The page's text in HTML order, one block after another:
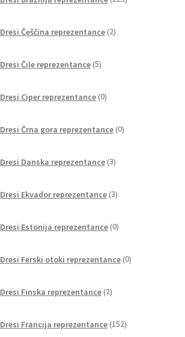
izdelkov
Dresi Češčina reprezentance 2izdelka
Dresi Čile reprezentance 5izdelkov
Dresi Ciper reprezentance 0izdelkov
Dresi Črna gora reprezentance 0izdelkov
Dresi Danska reprezentance 3izdelki
Dresi Ekvador reprezentance 3izdelki
Dresi Estonija reprezentance 0izdelkov
Dresi Ferski otoki reprezentance 0izdelkov
Dresi Finska reprezentance 2izdelka
Dresi Francija reprezentance 152izdelkov